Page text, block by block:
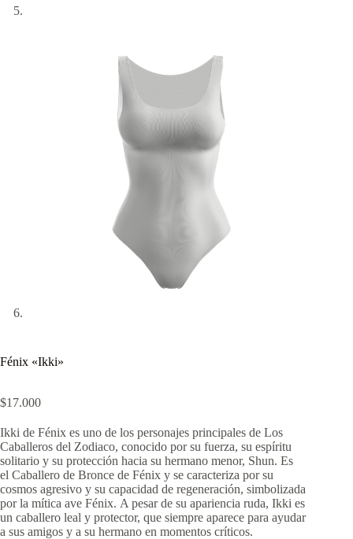
Fénix «Ikki»
$17.000
Ikki de Fénix es uno de los personajes principales de Los
Caballeros del Zodiaco, conocido por su fuerza, su espíritu
solitario y su protección hacia su hermano menor, Shun. Es
el Caballero de Bronce de Fénix y se caracteriza por su
cosmos agresivo y su capacidad de regeneración, simbolizada
por la mítica ave Fénix. A pesar de su apariencia ruda, Ikki es
un caballero leal y protector, que siempre aparece para ayudar
a sus amigos y a su hermano en momentos críticos.